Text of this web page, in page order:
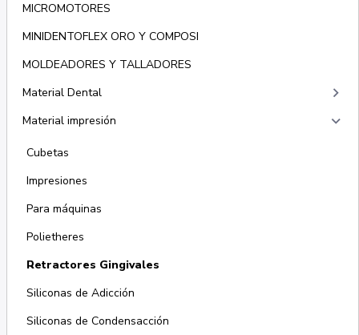
MICROMOTORES
MINIDENTOFLEX ORO Y COMPOSI
MOLDEADORES Y TALLADORES
Material Dental
keyboard_arrow_right
Material impresión keyboard_arrow_right
Cubetas
Impresiones
Para máquinas
Polietheres
Retractores Gingivales
Siliconas de Adicción
Siliconas de Condensacción